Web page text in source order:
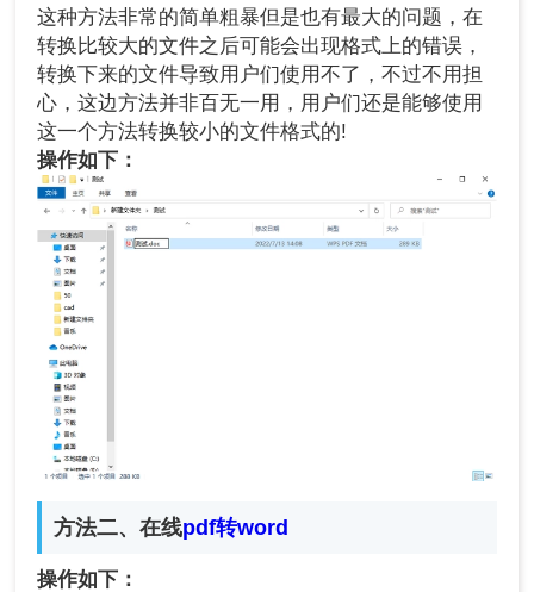
这种方法非常的简单粗暴但是也有最大的问题，在
转换比较大的文件之后可能会出现格式上的错误，
转换下来的文件导致用户们使用不了，不过不用担
心，这边方法并非百无一用，用户们还是能够使用
这一个方法转换较小的文件格式的!
操作如下：
方法二、在线pdf转word
操作如下：